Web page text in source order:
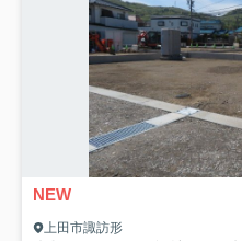
NEW
上田市諏訪形